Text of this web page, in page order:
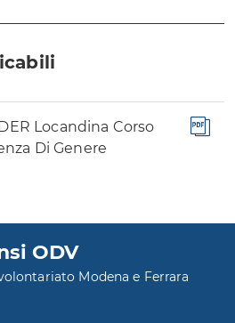
Locandina Corso
Di Genere
ODV
Modena e Ferrara